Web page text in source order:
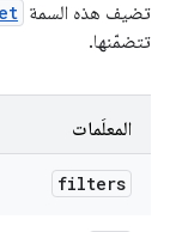
تضيف هذه السمة
تتضمّنها.
المعلَمات
filters